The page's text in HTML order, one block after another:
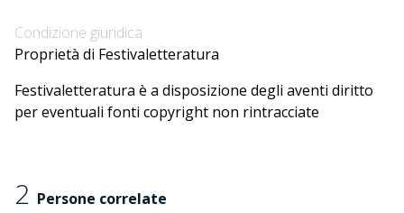
Condizione giuridica
Proprietà di Festivaletteratura
Festivaletteratura è a disposizione degli aventi diritto
per eventuali fonti copyright non rintracciate
2 Persone correlate